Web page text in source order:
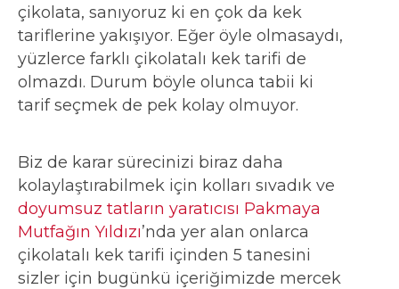
çikolata, sanıyoruz ki en çok da kek
tariflerine yakışıyor. Eğer öyle olmasaydı,
yüzlerce farklı çikolatalı kek tarifi de
olmazdı. Durum böyle olunca tabii ki
tarif seçmek de pek kolay olmuyor.
Biz de karar sürecinizi biraz daha
kolaylaştırabilmek için kolları sıvadık ve
doyumsuz tatların yaratıcısı Pakmaya
Mutfağın Yıldızı’nda yer alan onlarca
çikolatalı kek tarifi içinden 5 tanesini
sizler için bugünkü içeriğimizde mercek